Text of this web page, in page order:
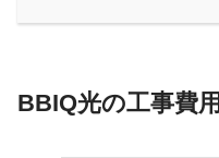
BBIQ光の工事費用